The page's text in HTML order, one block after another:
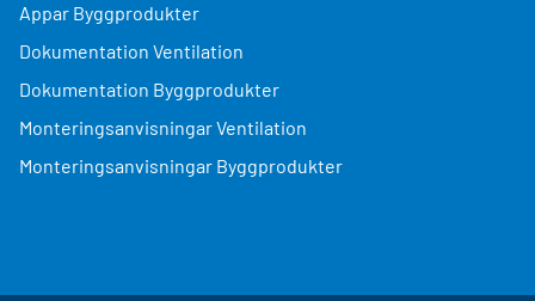
Appar Byggprodukter
Dokumentation Ventilation
Dokumentation Byggprodukter
Monteringsanvisningar Ventilation
Monteringsanvisningar Byggprodukter